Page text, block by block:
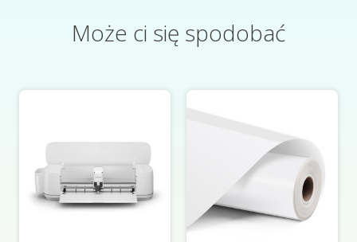
Może ci się spodobać